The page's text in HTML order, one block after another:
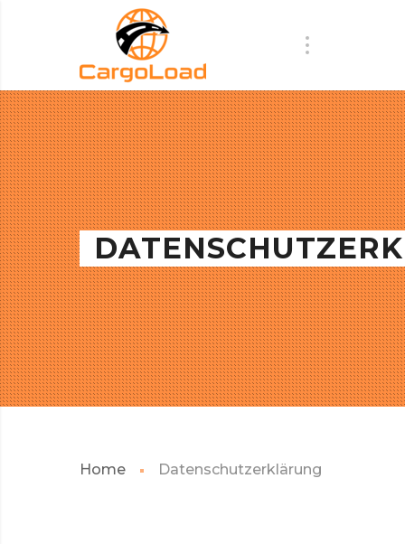
Home Datenschutzerklärung